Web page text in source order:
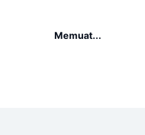
Memuat...